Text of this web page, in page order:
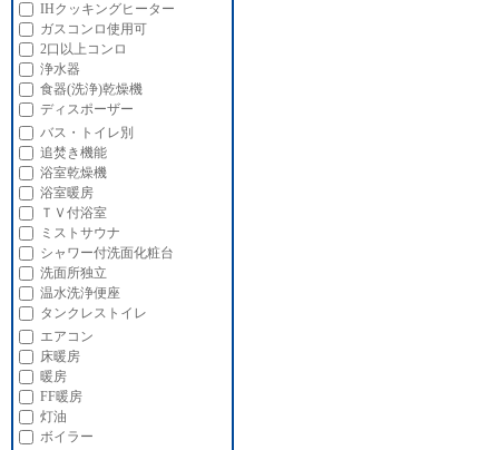
IHクッキングヒーター
ガスコンロ使用可
2口以上コンロ
浄水器
食器(洗浄)乾燥機
ディスポーザー
バス・トイレ別
追焚き機能
浴室乾燥機
浴室暖房
ＴＶ付浴室
ミストサウナ
シャワー付洗面化粧台
洗面所独立
温水洗浄便座
タンクレストイレ
エアコン
床暖房
暖房
FF暖房
灯油
ボイラー